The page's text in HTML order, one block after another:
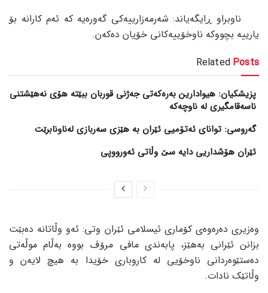
ناوبراو ڕایگەیاند: شەرمەزارییەکی گەورەیە کە ئەم کارانە بۆ
یارییە بچووکە ناوخۆییەکانی خۆیان دەکەن.
Related Posts
پزیشکیان: هیوادارین بەرەکەتی جەژنی قوربان ببێتە هۆی نەهێشتنی
ناسەقامگیری لە ناوچەکە
گەروسی: توانای ئەتۆمیی ئێران بە هێزی سەربازی لەناونابرێت
ئێران هۆشداریی دایە سێ وڵاتی ئەورووپی
وەزیری دەرەوەی کۆماری ئیسلامی ئێران وتی: ئەو وڵاتانە دەبێت
بزانن ئێرانی بەهێز، پابەندی مافی مرۆڤ بووە بەڵام موڵەتی
دەستێوەردانی ناوخۆیی لە کاروباری خۆیدا بە هیچ لایەن و
وڵاتێک نادات.